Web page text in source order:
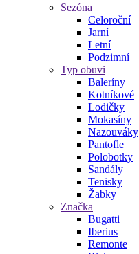
Sezóna
Celoroční
Jarní
Letní
Podzimní
Typ obuvi
Baleríny
Kotníkové
Lodičky
Mokasíny
Nazouváky
Pantofle
Polobotky
Sandály
Tenisky
Žabky
Značka
Bugatti
Iberius
Remonte